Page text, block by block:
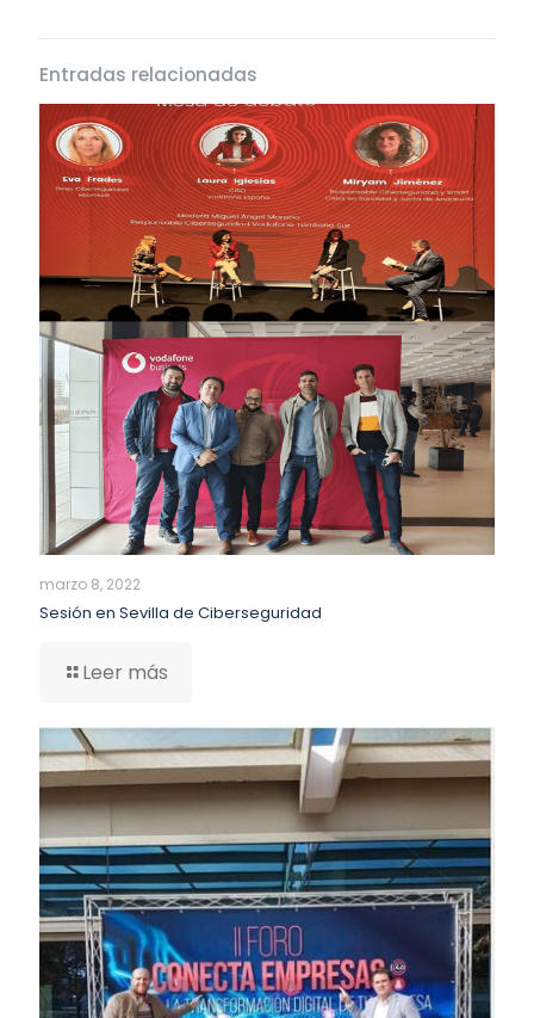
Entradas relacionadas
marzo 8, 2022
Sesión en Sevilla de Ciberseguridad
Leer más